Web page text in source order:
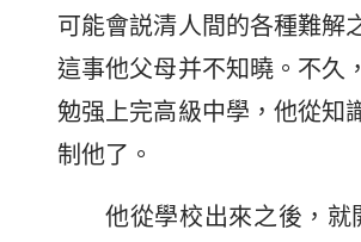
可能會説清人間的各種難解
這事他父母并不知曉。不久
勉强上完高級中學，他從知
制他了。
他從學校出來之後，